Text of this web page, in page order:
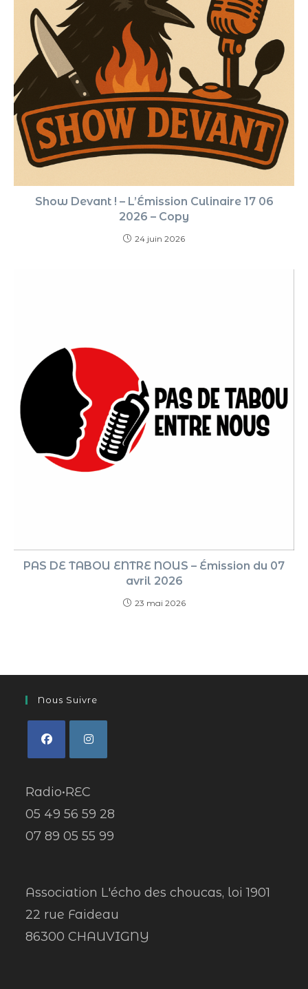
Show Devant ! – L’Émission Culinaire 17 06
2026 – Copy
24 juin 2026
PAS DE TABOU ENTRE NOUS – Émission du 07
avril 2026
23 mai 2026
Nous Suivre
Radio•REC
05 49 56 59 28
07 89 05 55 99
Association L'écho des choucas, loi 1901
22 rue Faideau
86300 CHAUVIGNY